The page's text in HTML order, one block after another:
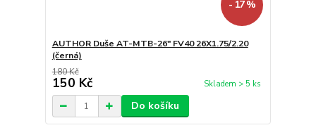
- 17 %
AUTHOR Duše AT-MTB-26" FV40 26X1.75/2.20
(černá)
180 Kč
150 Kč Skladem > 5 ks
Do košíku